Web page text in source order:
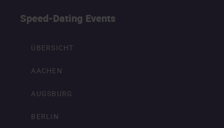
Speed-Dating Events
ÜBERSICHT
AACHEN
AUGSBURG
BERLIN